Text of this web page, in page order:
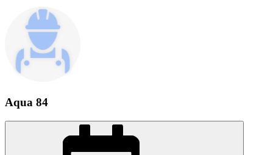
Aqua 84